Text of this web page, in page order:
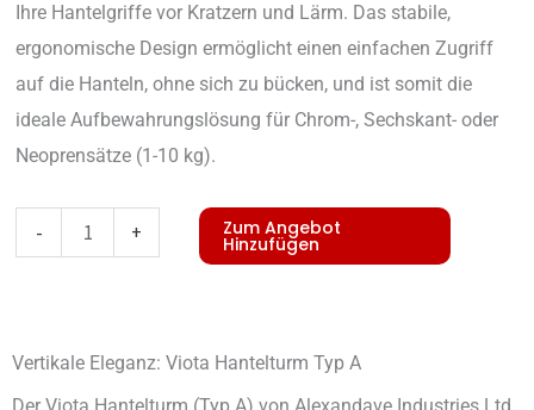
Ihre Hantelgriffe vor Kratzern und Lärm. Das stabile,
ergonomische Design ermöglicht einen einfachen Zugriff
auf die Hanteln, ohne sich zu bücken, und ist somit die
ideale Aufbewahrungslösung für Chrom-, Sechskant- oder
Neoprensätze (1-10 kg).
-
Dumbbell
A
Menge
+ Zum Angebot
Hinzufügen
Vertikale Eleganz: Viota Hantelturm Typ A
Der Viota Hantelturm (Typ A) von Alexandave Industries Ltd.